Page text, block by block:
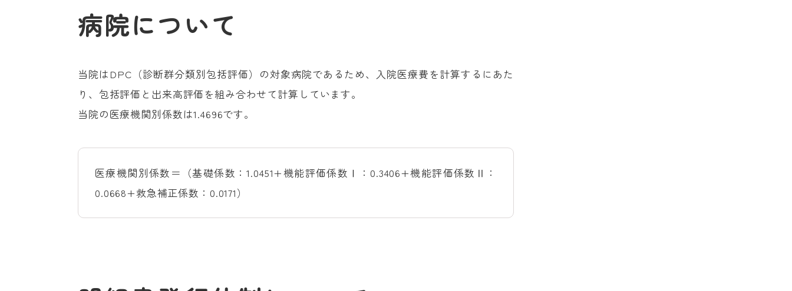
病院について
当院はDPC（診断群分類別包括評価）の対象病院であるため、入院医療費を計算するにあた
り、包括評価と出来高評価を組み合わせて計算しています。
当院の医療機関別係数は1.4696です。
医療機関別係数＝（基礎係数：1.0451+機能評価係数Ⅰ：0.3406+機能評価係数Ⅱ：
0.0668+救急補正係数：0.0171）